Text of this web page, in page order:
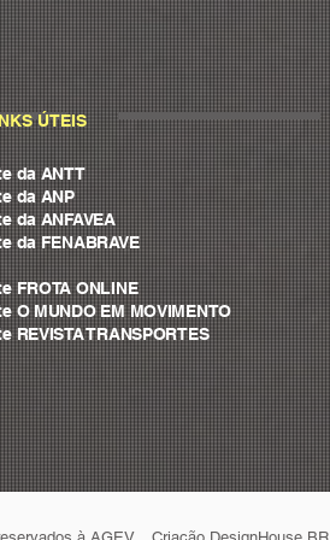
ÚTEIS
da ANTT
da ANP
da ANFAVEA
da FENABRAVE
FROTA ONLINE
O MUNDO EM MOVIMENTO
REVISTA TRANSPORTES